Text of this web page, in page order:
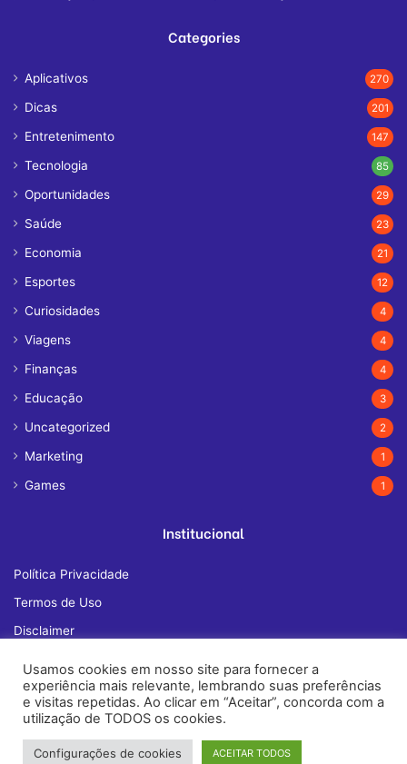
Categories
Aplicativos 270
Dicas 201
Entretenimento 147
Tecnologia 85
Oportunidades 29
Saúde 23
Economia 21
Esportes 12
Curiosidades 4
Viagens 4
Finanças 4
Educação 3
Uncategorized 2
Marketing 1
Games 1
Institucional
Política Privacidade
Termos de Uso
Disclaimer
Fale Conosco
Usamos cookies em nosso site para fornecer a
experiência mais relevante, lembrando suas preferências
e visitas repetidas. Ao clicar em “Aceitar”, concorda com a
utilização de TODOS os cookies.
Configurações de cookies ACEITAR TODOS